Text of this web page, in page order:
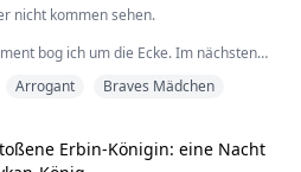
nicht kommen sehen.
bog ich um die Ecke. Im nächsten
in einen nahegelegenen Raum.
als mein Rücken gegen die Wand
Arrogant Braves Mädchen
Erbin-Königin: eine Nacht